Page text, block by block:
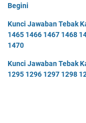
Begini
Kunci Jawaban Tebak
1465 1466 1467 1468
1470
Kunci Jawaban Tebak
1295 1296 1297 1298